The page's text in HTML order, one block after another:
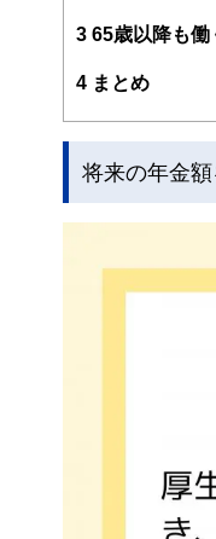
3 65歳以降も働
4 まとめ
将来の年金